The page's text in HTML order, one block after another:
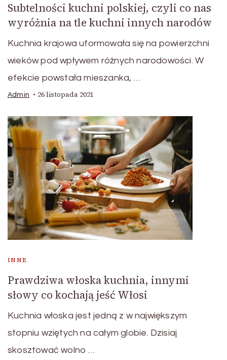
Subtelności kuchni polskiej, czyli co nas
wyróżnia na tle kuchni innych narodów
Kuchnia krajowa uformowała się na powierzchni
wieków pod wpływem różnych narodowości. W
efekcie powstała mieszanka, …
Admin 26 listopada 2021
INNE
Prawdziwa włoska kuchnia, innymi
słowy co kochają jeść Włosi
Kuchnia włoska jest jedną z w największym
stopniu wziętych na całym globie. Dzisiaj
skosztować wolno …